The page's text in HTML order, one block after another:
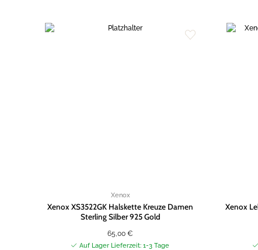
Xenox
Xenox XS3522GK Halskette Kreuze Damen
Sterling Silber 925 Gold
65,00€
Auf Lager Lieferzeit: 1-3 Tage
Xenox